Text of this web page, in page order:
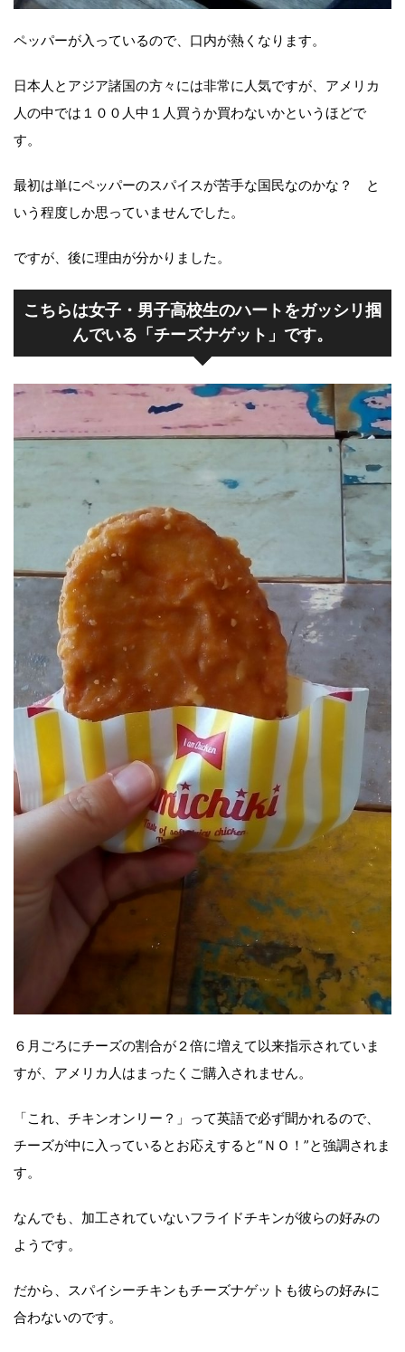
ペッパーが入っているので、口内が熱くなります。
日本人とアジア諸国の方々には非常に人気ですが、アメリカ
人の中では１００人中１人買うか買わないかというほどで
す。
最初は単にペッパーのスパイスが苦手な国民なのかな？ と
いう程度しか思っていませんでした。
ですが、後に理由が分かりました。
こちらは女子・男子高校生のハートをガッシリ掴
んでいる「チーズナゲット」です。
６月ごろにチーズの割合が２倍に増えて以来指示されていま
すが、アメリカ人はまったくご購入されません。
「これ、チキンオンリー？」って英語で必ず聞かれるので、
チーズが中に入っているとお応えすると“ＮＯ！”と強調されま
す。
なんでも、加工されていないフライドチキンが彼らの好みの
ようです。
だから、スパイシーチキンもチーズナゲットも彼らの好みに
合わないのです。